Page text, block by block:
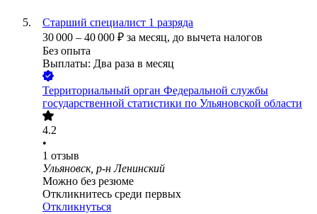
Старший специалист 1 разряда
30 000 – 40 000 ₽ за месяц, до вычета налогов
Без опыта
Выплаты: Два раза в месяц
Территориальный орган Федеральной службы
государственной статистики по Ульяновской области
4.2
•
1 отзыв
Ульяновск, р-н Ленинский
Можно без резюме
Откликнитесь среди первых
Откликнуться